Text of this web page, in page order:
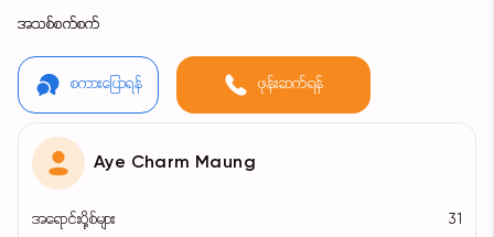
အသစ်စက်စက်
စကားပြောရန် ဖုန်းဆက်ရန်
Aye Charm Maung
အရောင်းပို့စ်များ 31